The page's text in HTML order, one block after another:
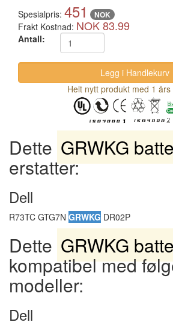
Spesialpris: 451 NOK
Frakt Kostnad: NOK 83.99
Antall:
Helt nytt produkt med 1 års
Dette GRWKG
erstatter:
Dell
R73TC GTG7N GRWKG DR02P
Dette GRWKG
kompatibel med
modeller:
Dell